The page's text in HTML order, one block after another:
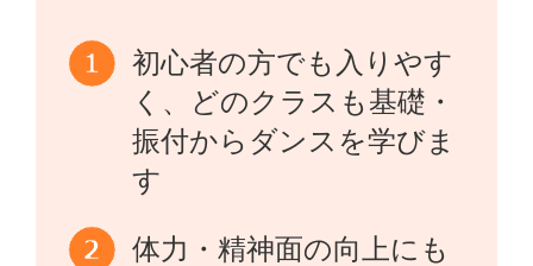
初心者の方でも入りやす
く、どのクラスも基礎・
振付からダンスを学びま
す
体力・精神面の向上にも